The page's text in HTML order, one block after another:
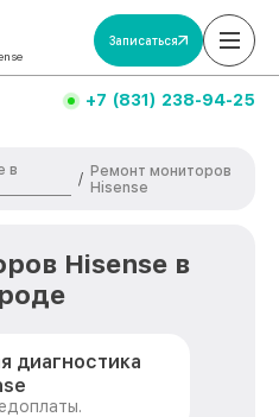
Записаться
+7 (831) 238-94-25
в
/ Ремонт мониторов
Hisense
Hisense в
диагностика